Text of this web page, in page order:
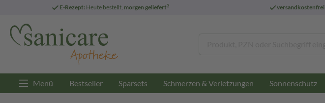
E-Rezept: Heute bestellt, morgen geliefert3 versandkostenfrei
Menü Bestseller Sparsets Schmerzen & Verletzungen Sonnenschutz